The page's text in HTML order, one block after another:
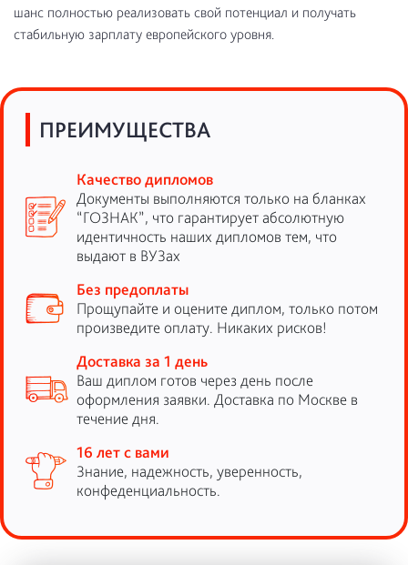
шанс полностью реализовать свой потенциал и получать
стабильную зарплату европейского уровня.
ПРЕИМУЩЕСТВА
Качество дипломов
Документы выполняются только на бланках
“ГОЗНАК”, что гарантирует абсолютную
идентичность наших дипломов тем, что
выдают в ВУЗах
Без предоплаты
Прощупайте и оцените диплом, только потом
произведите оплату. Никаких рисков!
Доставка за 1 день
Ваш диплом готов через день после
оформления заявки. Доставка по Москве в
течение дня.
16 лет с вами
Знание, надежность, уверенность,
конфеденциальность.